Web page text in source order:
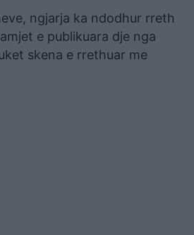
ngjarja ka ndodhur rreth
e publikuara dje nga
skena e rrethuar me